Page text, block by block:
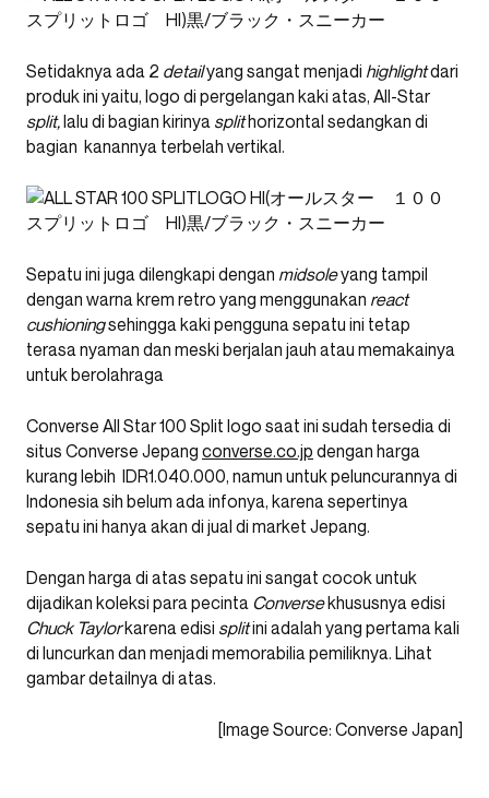
Setidaknya ada 2 detailyang sangat menjadi highlightdari
produk ini yaitu, logo di pergelangan kaki atas, All-Star
split,lalu di bagian kirinya splithorizontal sedangkan di
bagian kanannya terbelah vertikal.
Sepatu ini juga dilengkapi dengan midsoleyang tampil
dengan warna krem retro yang menggunakan react
cushioningsehingga kaki pengguna sepatu ini tetap
terasa nyaman dan meski berjalan jauh atau memakainya
untuk berolahraga
Converse All Star 100 Split logo saat ini sudah tersedia di
situs Converse Jepang converse.co.jp dengan harga
kurang lebih IDR1.040.000, namun untuk peluncurannya di
Indonesia sih belum ada infonya, karena sepertinya
sepatu ini hanya akan di jual di market Jepang.
Dengan harga di atas sepatu ini sangat cocok untuk
dijadikan koleksi para pecinta Conversekhususnya edisi
Chuck Taylorkarena edisi splitini adalah yang pertama kali
di luncurkan dan menjadi memorabilia pemiliknya. Lihat
gambar detailnya di atas.
[Image Source: Converse Japan]